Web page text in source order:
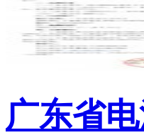
广东省